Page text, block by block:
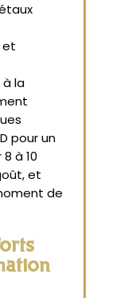
et
la
pour un
à 10
et
de